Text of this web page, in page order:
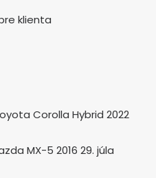
klienta
Corolla Hybrid 2022
MX-5 2016 29. júla